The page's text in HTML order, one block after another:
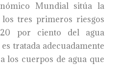
tres primeros riesgos
por ciento del agua
tratada adecuadamente
los cuerpos de agua que